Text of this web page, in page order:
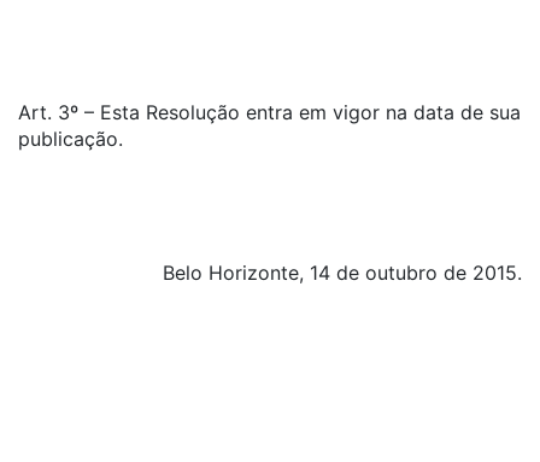
Art. 3º – Esta Resolução entra em vigor na data de sua
publicação.
Belo Horizonte, 14 de outubro de 2015.